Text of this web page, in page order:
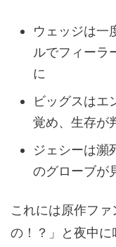
ウェッジは一
ルでフィーラ
に
ビッグスはエ
覚め、生存が
ジェシーは瀕
のグローブが
これには原作フ
の！？」と夜中に